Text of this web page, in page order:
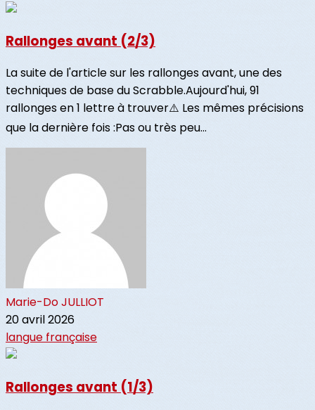
Rallonges avant (2/3)
La suite de l'article sur les rallonges avant, une des
techniques de base du Scrabble.Aujourd'hui, 91
rallonges en 1 lettre à trouver⚠️ Les mêmes précisions
que la dernière fois :Pas ou très peu...
Marie-Do JULLIOT
20 avril 2026
langue française
Rallonges avant (1/3)